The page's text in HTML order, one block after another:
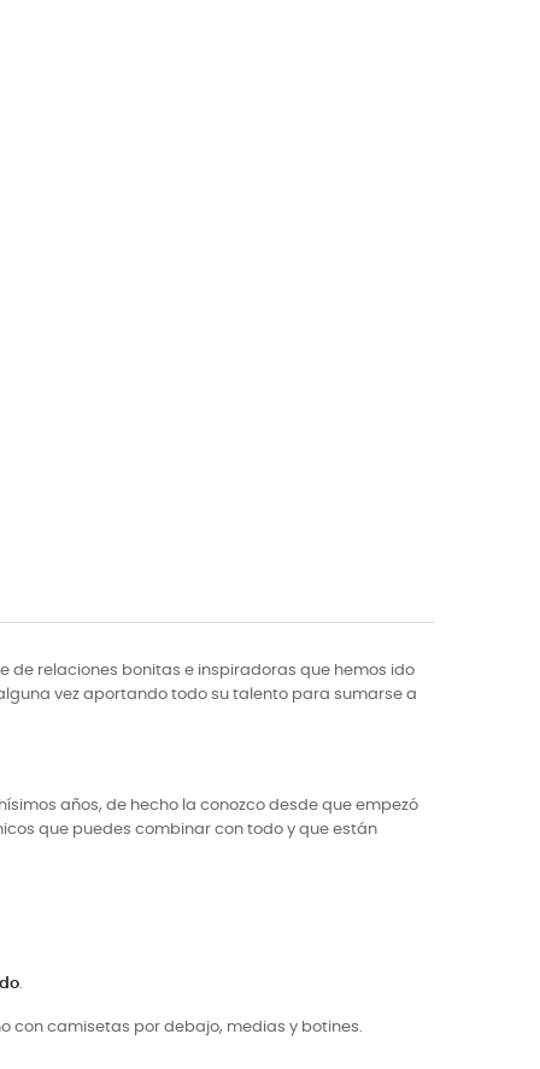
de relaciones bonitas e inspiradoras que hemos ido
vez aportando todo su talento para sumarse a
años, de hecho la conozco desde que empezó
que puedes combinar con todo y que están
.
con camisetas por debajo, medias y botines.